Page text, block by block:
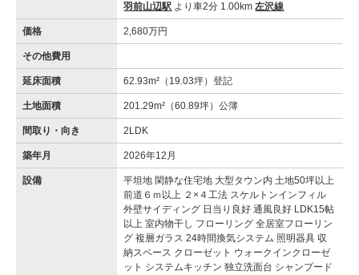
羽前山辺駅 より車2分 1.00km左沢線
価格 2,680万円
その他費用
延床面積 62.93m²（19.03坪）登記
土地面積 201.29m²（60.89坪）公簿
間取り・向き 2LDK
築年月 2026年12月
設備
平坦地 閑静な住宅地 大型タウン内 土地50坪以上
前道６ｍ以上 ２×４工法 スケルトンインフィル
外壁サイディング 日当り良好 通風良好 LDK15帖
以上 室内物干し フローリング 全居室フローリン
グ 複層ガラス 24時間換気システム 照明器具 収
納スペース クローゼット ウォークインクローゼ
ット システムキッチン 独立洗面台 シャンプード